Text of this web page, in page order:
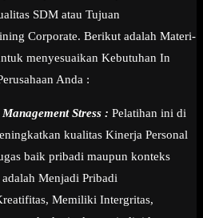
SDM atau Tujuan
Corporate. Berikut adalah Materi-
menyesuaikan Kebutuhan In
Anda :
Stress : Pelatihan ini di
kualitas Kinerja Personal
baik pribadi maupun konteks
Menjadi Pribadi
Memiliki Intergritas,